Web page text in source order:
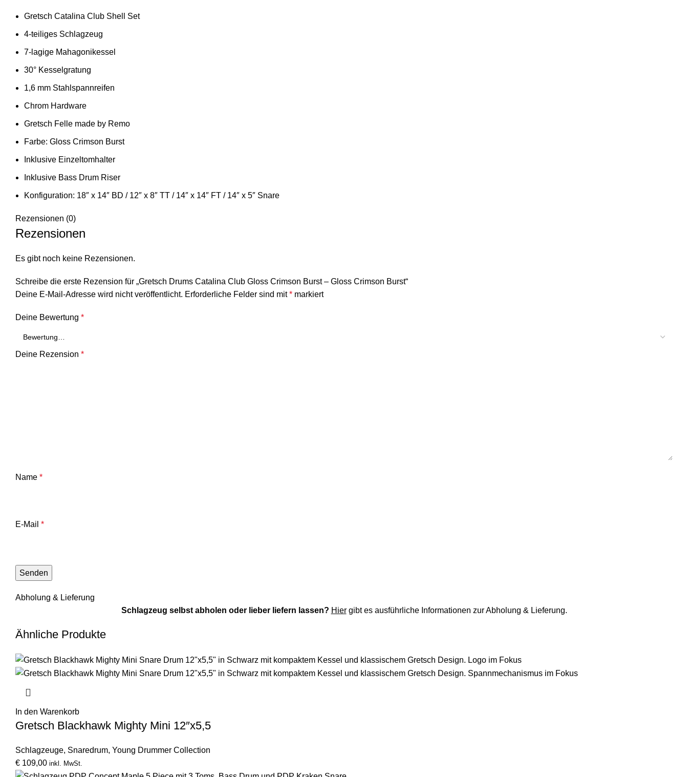
Gretsch Catalina Club Shell Set
4-teiliges Schlagzeug
7-lagige Mahagonikessel
30° Kesselgratung
1,6 mm Stahlspannreifen
Chrom Hardware
Gretsch Felle made by Remo
Farbe: Gloss Crimson Burst
Inklusive Einzeltomhalter
Inklusive Bass Drum Riser
Konfiguration: 18″ x 14″ BD / 12″ x 8″ TT / 14″ x 14″ FT / 14″ x 5″ Snare
Rezensionen (0)
Rezensionen
Es gibt noch keine Rezensionen.
Schreibe die erste Rezension für „Gretsch Drums Catalina Club Gloss Crimson Burst – Gloss Crimson Burst“
Deine E-Mail-Adresse wird nicht veröffentlicht. Erforderliche Felder sind mit* markiert
Deine Bewertung *
Deine Rezension *
Name *
E-Mail *
Abholung & Lieferung
Schlagzeug selbst abholen oder lieber liefern lassen? Hiergibt es ausführliche Informationen zur Abholung & Lieferung.
Ähnliche Produkte
In den Warenkorb
Gretsch Blackhawk Mighty Mini 12″x5,5
Schlagzeuge, Snaredrum, Young Drummer Collection
€ 109,00 inkl. MwSt.